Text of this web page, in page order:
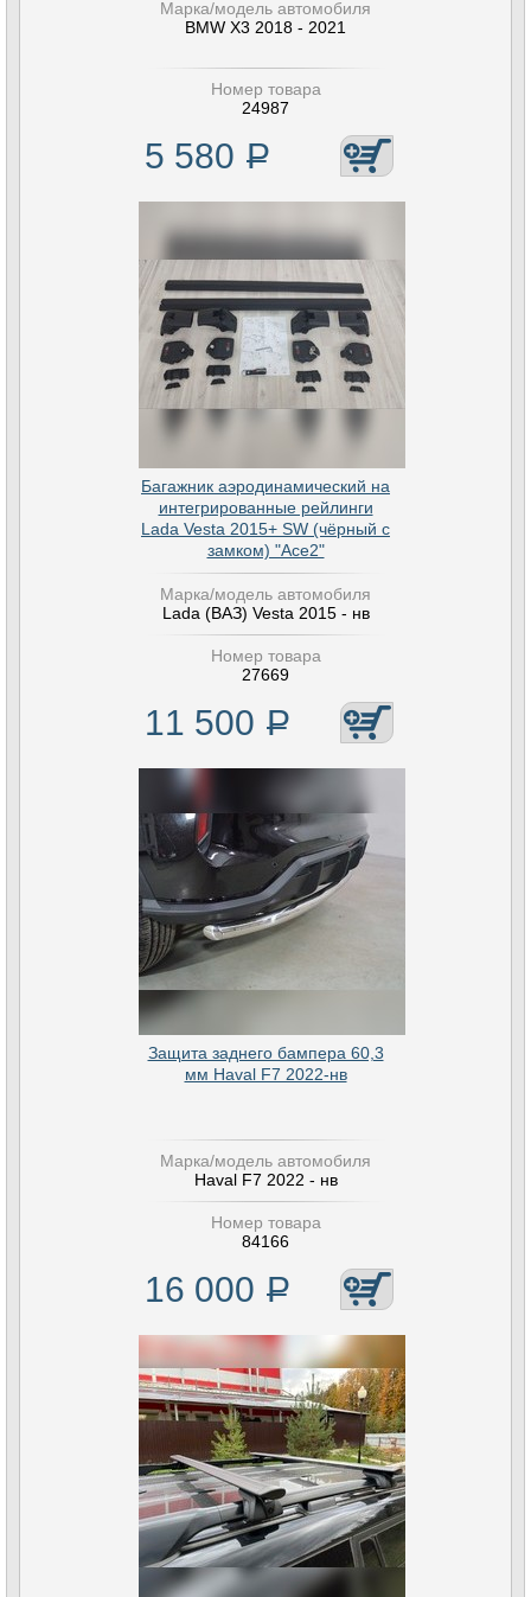
Марка/модель автомобиля
BMW X3 2018 - 2021
Номер товара
24987
5 580 Р
Багажник аэродинамический на
интегрированные рейлинги
Lada Vesta 2015+ SW (чёрный с
замком) "Ace2"
Марка/модель автомобиля
Lada (ВАЗ) Vesta 2015 - нв
Номер товара
27669
11 500 Р
Защита заднего бампера 60,3
мм Haval F7 2022-нв
Марка/модель автомобиля
Haval F7 2022 - нв
Номер товара
84166
16 000 Р